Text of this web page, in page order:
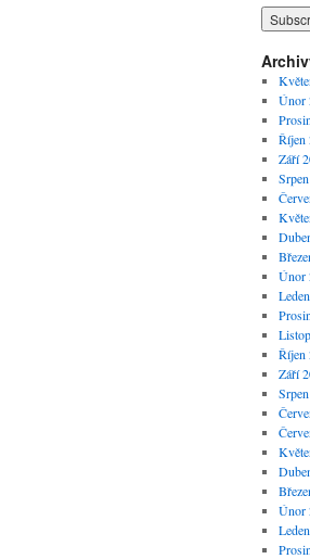
Únor
Říjen
Září
Únor
Říjen
Září
Únor